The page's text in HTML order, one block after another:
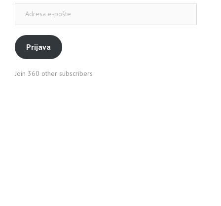
pošte
Prijava
Join 360 other subscribers